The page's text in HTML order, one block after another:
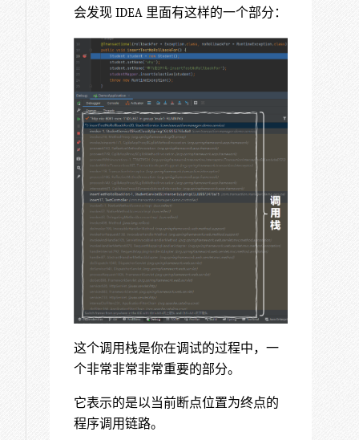
会发现 IDEA 里面有这样的一个部分：
这个调用栈是你在调试的过程中，一
个非常非常非常重要的部分。
它表示的是以当前断点位置为终点的
程序调用链路。